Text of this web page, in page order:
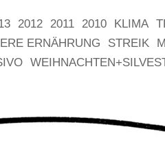
2012 2011 2010 KLIMA
ERNÄHRUNG STREIK